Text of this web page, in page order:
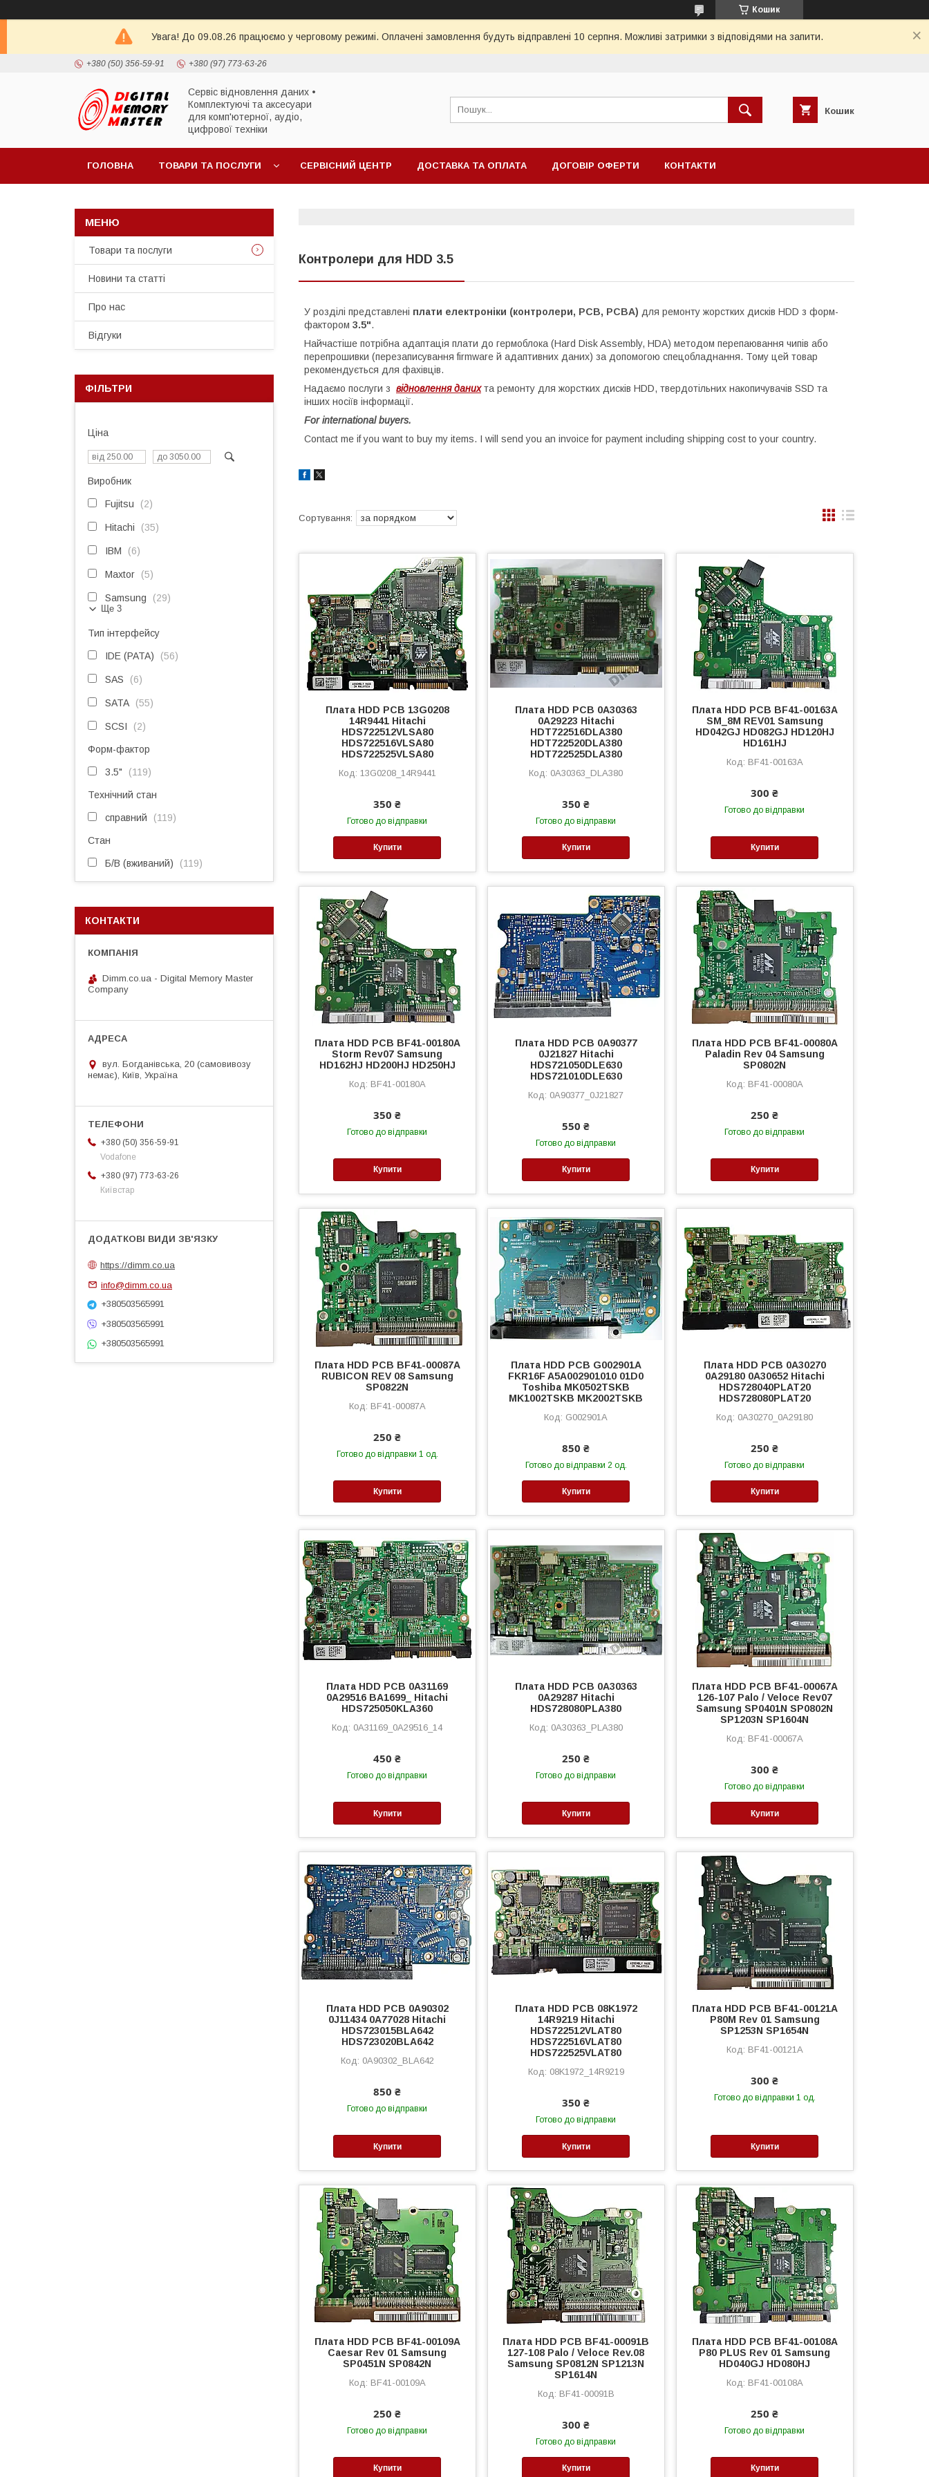
Кошик
Увага! До 09.08.26 працюємо у черговому режимі. Оплачені замовлення будуть відправлені 10 серпня. Можливі затримки з відповідями на запити.
+380 (50) 356-59-91 +380 (97) 773-63-26
Сервіс відновлення даних •
Комплектуючі та аксесуари
для комп'ютерної, аудіо,
цифрової техніки
Кошик
ГОЛОВНА ТОВАРИ ТА ПОСЛУГИ СЕРВІСНИЙ ЦЕНТР ДОСТАВКА ТА ОПЛАТА ДОГОВІР ОФЕРТИ КОНТАКТИ
Контролери для HDD 3.5
У розділі представлені плати електроніки (контролери, PCB, PCBA) для ремонту жорстких дисків HDD з форм-
фактором 3.5".
Найчастіше потрібна адаптація плати до гермоблока (Hard Disk Assembly, HDA) методом перепаювання чипів або
перепрошивки (перезаписування firmware й адаптивних даних) за допомогою спецобладнання. Тому цей товар
рекомендується для фахівців.
Надаємо послуги з відновлення данихта ремонту для жорстких дисків HDD, твердотільних накопичувачів SSD та
інших носіїв інформації.
For international buyers.
Contact me if you want to buy my items. I will send you an invoice for payment including shipping cost to your country.
Плата HDD PCB 13G0208
14R9441 Hitachi
HDS722512VLSA80
HDS722516VLSA80
HDS722525VLSA80
13G0208_14R9441
350 ₴
Готово до відправки
Купити
Плата HDD PCB 0A30363
0A29223 Hitachi
HDT722516DLA380
HDT722520DLA380
HDT722525DLA380
0A30363_DLA380
350 ₴
Готово до відправки
Купити
Плата HDD PCB BF41-00163A
SM_8M REV01 Samsung
HD042GJ HD082GJ HD120HJ
HD161HJ
BF41-00163A
300 ₴
Готово до відправки
Купити
Плата HDD PCB BF41-00180A
Storm Rev07 Samsung
HD162HJ HD200HJ HD250HJ
BF41-00180A
350 ₴
Готово до відправки
Купити
Плата HDD PCB 0A90377
0J21827 Hitachi
HDS721050DLE630
HDS721010DLE630
0A90377_0J21827
550 ₴
Готово до відправки
Купити
Плата HDD PCB BF41-00080A
Paladin Rev 04 Samsung
SP0802N
BF41-00080A
250 ₴
Готово до відправки
Купити
Плата HDD PCB BF41-00087A
RUBICON REV 08 Samsung
SP0822N
BF41-00087A
250 ₴
Готово до відправки 1 од.
Купити
Плата HDD PCB G002901A
FKR16F A5A002901010 01D0
Toshiba MK0502TSKB
MK1002TSKB MK2002TSKB
G002901A
850 ₴
Готово до відправки 2 од.
Купити
Плата HDD PCB 0A30270
0A29180 0A30652 Hitachi
HDS728040PLAT20
HDS728080PLAT20
0A30270_0A29180
250 ₴
Готово до відправки
Купити
Плата HDD PCB 0A31169
0A29516 BA1699_ Hitachi
HDS725050KLA360
0A31169_0A29516_14
450 ₴
Готово до відправки
Купити
Плата HDD PCB 0A30363
0A29287 Hitachi
HDS728080PLA380
0A30363_PLA380
250 ₴
Готово до відправки
Купити
Плата HDD PCB BF41-00067A
126-107 Palo / Veloce Rev07
Samsung SP0401N SP0802N
SP1203N SP1604N
BF41-00067A
300 ₴
Готово до відправки
Купити
Плата HDD PCB 0A90302
0J11434 0A77028 Hitachi
HDS723015BLA642
HDS723020BLA642
0A90302_BLA642
850 ₴
Готово до відправки
Купити
Плата HDD PCB 08K1972
14R9219 Hitachi
HDS722512VLAT80
HDS722516VLAT80
HDS722525VLAT80
08K1972_14R9219
350 ₴
Готово до відправки
Купити
Плата HDD PCB BF41-00121A
P80M Rev 01 Samsung
SP1253N SP1654N
BF41-00121A
300 ₴
Готово до відправки 1 од.
Купити
Плата HDD PCB BF41-00109A
Caesar Rev 01 Samsung
SP0451N SP0842N
BF41-00109A
250 ₴
Готово до відправки
Купити
Плата HDD PCB BF41-00091B
127-108 Palo / Veloce Rev.08
Samsung SP0812N SP1213N
SP1614N
BF41-00091B
300 ₴
Готово до відправки
Купити
Плата HDD PCB BF41-00108A
P80 PLUS Rev 01 Samsung
HD040GJ HD080HJ
BF41-00108A
250 ₴
Готово до відправки
Купити
Товари та послуги
Новини та статті
Про нас
Відгуки
ФІЛЬТРИ
Ціна
Виробник
Fujitsu 2
Hitachi 35
IBM 6
Maxtor 5
Samsung 29
Ще 3
Тип інтерфейсу
IDE (PATA) 56
SAS 6
SATA 55
SCSI 2
Форм-фактор
3.5" 119
Технічний стан
справний 119
Стан
Б/В (вживаний) 119
КОНТАКТИ
Dimm.co.ua - Digital Memory Master
Company
вул. Богданівська, 20 (самовивозу
немає), Київ, Україна
+380 (50) 356-59-91
Vodafone
+380 (97) 773-63-26
Київстар
https://dimm.co.ua
info@dimm.co.ua
+380503565991
+380503565991
+380503565991